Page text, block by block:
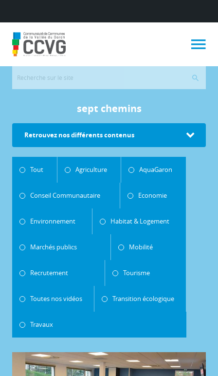
sept chemins
Retrouvez nos différents contenus
Tout Agriculture AquaGaron
Conseil Communautaire Economie
Environnement Habitat & Logement
Marchés publics Mobilité
Recrutement Tourisme
Toutes nos vidéos Transition écologique
Travaux